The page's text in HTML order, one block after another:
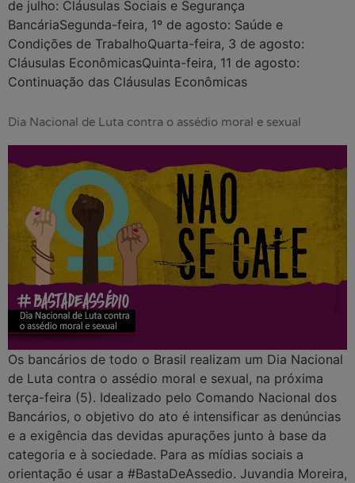
de julho: Cláusulas Sociais e Segurança
BancáriaSegunda-feira, 1º de agosto: Saúde e
Condições de TrabalhoQuarta-feira, 3 de agosto:
Cláusulas EconômicasQuinta-feira, 11 de agosto:
Continuação das Cláusulas Econômicas
Dia Nacional de Luta contra o assédio moral e sexual
Os bancários de todo o Brasil realizam um Dia Nacional
de Luta contra o assédio moral e sexual, na próxima
terça-feira (5). Idealizado pelo Comando Nacional dos
Bancários, o objetivo do ato é intensificar as denúncias
e a exigência das devidas apurações junto à base da
categoria e à sociedade. Para as mídias sociais a
orientação é usar a #BastaDeAssedio. Juvandia Moreira,